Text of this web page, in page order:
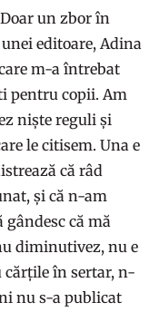
un zbor în
editoare, Adina
m-a întrebat
pentru copii. Am
niște reguli și
le citisem. Una e
că râd
și că n-am
că mă
diminutivez, nu e
în sertar, n-
nu s-a publicat